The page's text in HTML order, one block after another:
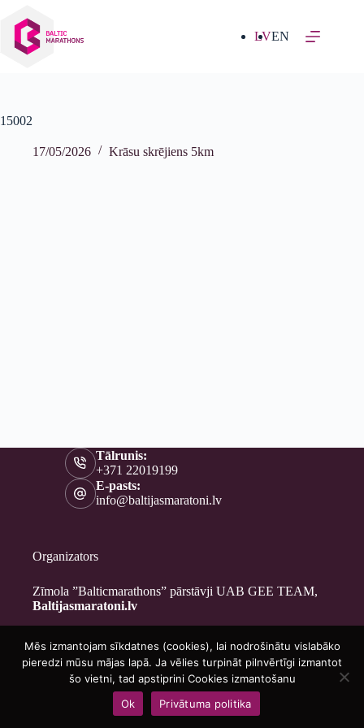
saturu
LVEN
15002
17/05/2026 Krāsu skrējiens 5km
Tālrunis:
+371 22019199
E-pasts:
info@baltijasmaratoni.lv
Organizators
Zīmola ”Balticmarathons” pārstāvji UAB GEE TEAM,
Baltijasmaratoni.lv
Kontakti
Par mums
Brīvprātīgajiem
Privātuma politika
Copyright © 2026 - Baltijasmaratoni.lv
Mēs izmantojam sīkdatnes (cookies), lai nodrošinātu vislabāko
pieredzi mūsu mājas lapā. Ja vēlies turpināt pilnvērtīgi izmantot
šo vietni, tad apstiprini Cookies izmantošanu
Ok
Privātuma politika